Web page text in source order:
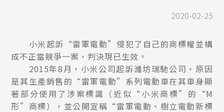
2020-02-25
小米起訴“雷軍電動”侵犯了自己的商標權並構
成不正當競爭一案，判決現已生效。
2015年8月，小米公司起訴濰坊瑞馳公司，原因
是其生產銷售的“雷軍電動”系列電動車在其車身顯
著部分使用了涉案標識（近似“小米商標”的“M
形”商標），並公開宣稱“雷軍電動、樹立電動新標